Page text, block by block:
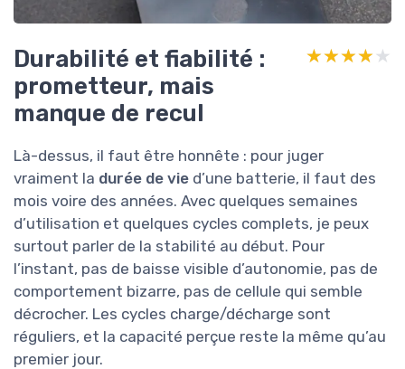
Durabilité et fiabilité :
prometteur, mais
manque de recul
★★★★★
★★★★★
Là-dessus, il faut être honnête : pour juger
vraiment la durée de vie d’une batterie, il faut des
mois voire des années. Avec quelques semaines
d’utilisation et quelques cycles complets, je peux
surtout parler de la stabilité au début. Pour
l’instant, pas de baisse visible d’autonomie, pas de
comportement bizarre, pas de cellule qui semble
décrocher. Les cycles charge/décharge sont
réguliers, et la capacité perçue reste la même qu’au
premier jour.